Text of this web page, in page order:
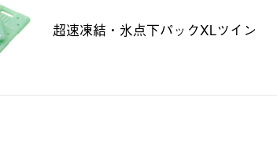
超速凍結・氷点下パックXLツイン